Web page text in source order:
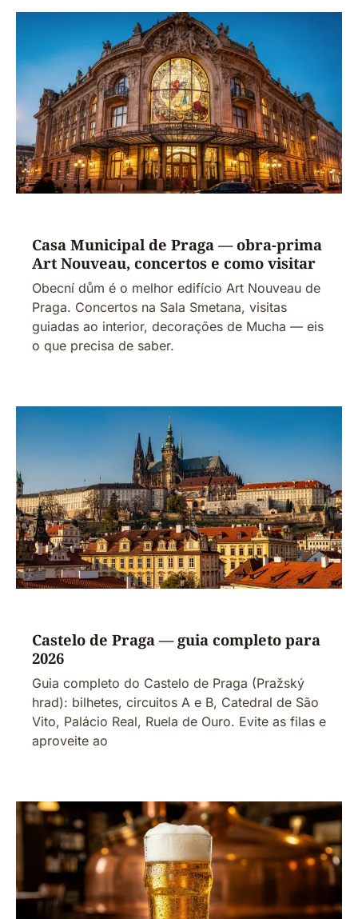
Casa Municipal de Praga — obra-prima
Art Nouveau, concertos e como visitar
Obecní dům é o melhor edifício Art Nouveau de
Praga. Concertos na Sala Smetana, visitas
guiadas ao interior, decorações de Mucha — eis
o que precisa de saber.
Castelo de Praga — guia completo para
2026
Guia completo do Castelo de Praga (Pražský
hrad): bilhetes, circuitos A e B, Catedral de São
Vito, Palácio Real, Ruela de Ouro. Evite as filas e
aproveite ao